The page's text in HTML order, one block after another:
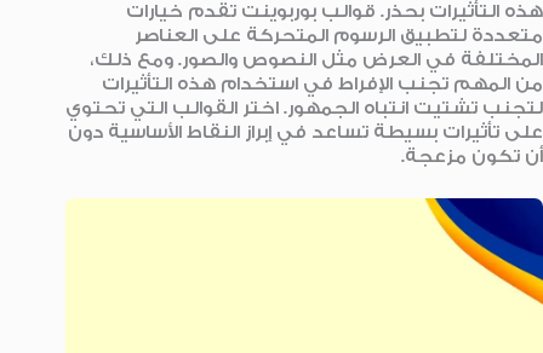
هذه التأثيرات بحذر. قوالب بوربوينت تقدم خيارات
متعددة لتطبيق الرسوم المتحركة على العناصر
المختلفة في العرض مثل النصوص والصور. ومع ذلك،
من المهم تجنب الإفراط في استخدام هذه التأثيرات
لتجنب تشتيت انتباه الجمهور. اختر القوالب التي تحتوي
على تأثيرات بسيطة تساعد في إبراز النقاط الأساسية دون
أن تكون مزعجة.